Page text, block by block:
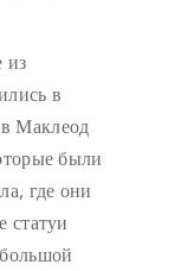
из
в
Маклеод
были
где они
статуи